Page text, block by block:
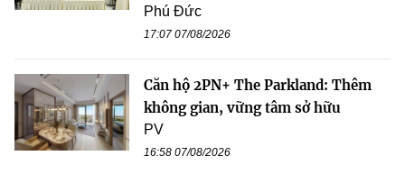
Phú Đức
17:07 07/08/2026
Căn hộ 2PN+ The Parkland: Thêm
không gian, vững tâm sở hữu
PV
16:58 07/08/2026